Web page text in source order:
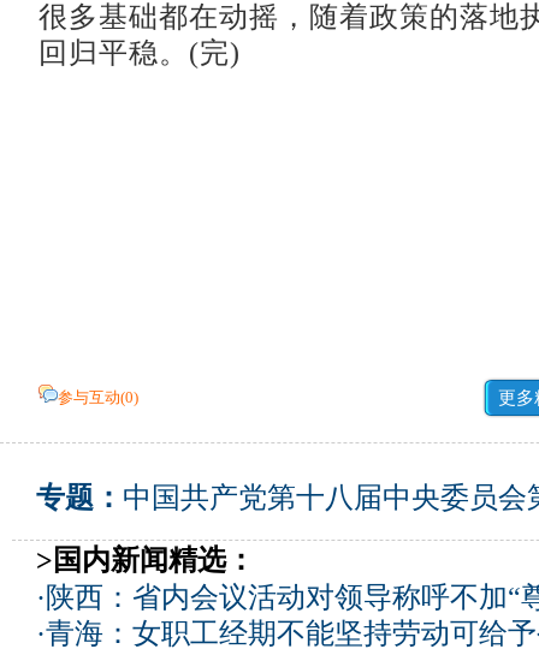
很多基础都在动摇，随着政策的落地
回归平稳。(完)
参与互动(0) 更多
专题： 中国共产党第十八届中央委员会
>国内新闻精选：
· 陕西：省内会议活动对领导称呼不加“
·青海：女职工经期不能坚持劳动可给